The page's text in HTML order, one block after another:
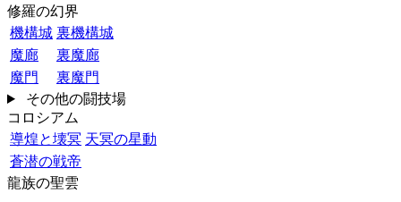
修羅の幻界
機構城 裏機構城
魔廊
裏魔廊
魔門
裏魔門
その他の闘技場
コロシアム
導煌と壊冥 天冥の星動
蒼潜の戦帝
龍族の聖雲